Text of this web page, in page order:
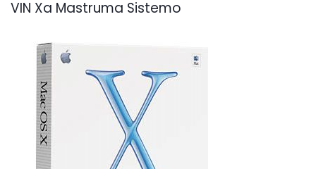
VIN Xa Mastruma Sistemo